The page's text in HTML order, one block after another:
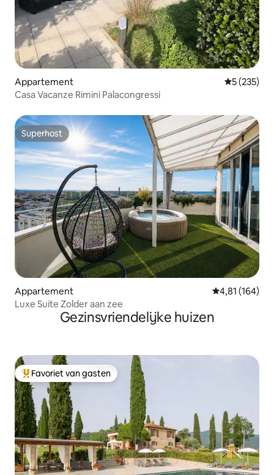
Appartement
5 (235)
Casa Vacanze Rimini Palacongressi
Superhost
Superhost
Appartement Gemiddelde
4,81 (164)
Luxe Suite Zolder aan zee
Gezinsvriendelijke huizen
Topfavoriet van gasten
Favoriet van gasten